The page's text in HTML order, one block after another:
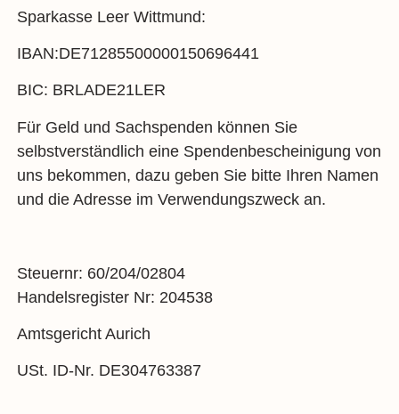
Sparkasse Leer Wittmund:
IBAN:DE71285500000150696441
BIC: BRLADE21LER
Für Geld und Sachspenden können Sie
selbstverständlich eine Spendenbescheinigung von
uns bekommen, dazu geben Sie bitte Ihren Namen
und die Adresse im Verwendungszweck an.
Steuernr: 60/204/02804
Handelsregister Nr: 204538
Amtsgericht Aurich
USt. ID-Nr. DE304763387